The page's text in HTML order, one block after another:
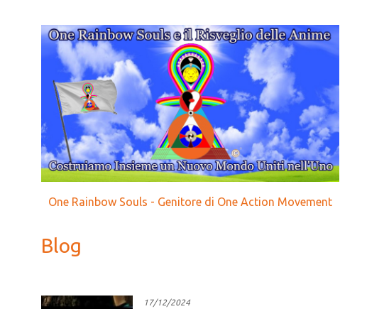
One Rainbow Souls - Genitore di One Action Movement
Blog